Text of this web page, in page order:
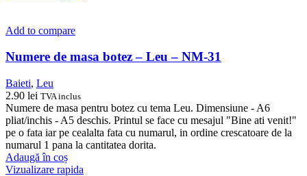
Add to compare
Numere de masa botez – Leu – NM-31
Baieti, Leu
2.90 lei TVA inclus
Numere de masa pentru botez cu tema Leu. Dimensiune - A6
pliat/inchis - A5 deschis. Printul se face cu mesajul "Bine ati venit!"
pe o fata iar pe cealalta fata cu numarul, in ordine crescatoare de la
numarul 1 pana la cantitatea dorita.
Adaugă în coș
Vizualizare rapida